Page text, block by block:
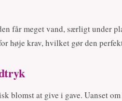
får meget vand, særligt under
høje krav, hvilket gør den
blomst at give i gave. Uanset